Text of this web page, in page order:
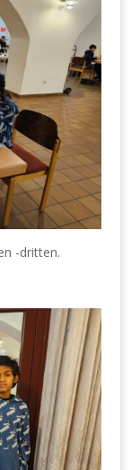
-dritten.